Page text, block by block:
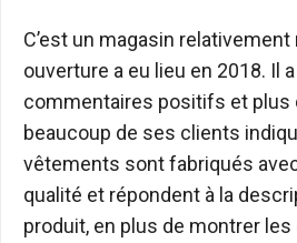
C’est un magasin relativement
ouverture a eu lieu en 2018. Il
commentaires positifs et plus
beaucoup de ses clients
vêtements sont fabriqués
qualité et répondent à la
produit, en plus de montrer